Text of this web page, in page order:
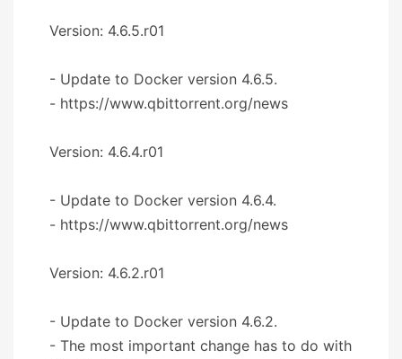
Version: 4.6.5.r01
- Update to Docker version 4.6.5.
- https://www.qbittorrent.org/news
Version: 4.6.4.r01
- Update to Docker version 4.6.4.
- https://www.qbittorrent.org/news
Version: 4.6.2.r01
- Update to Docker version 4.6.2.
- The most important change has to do with